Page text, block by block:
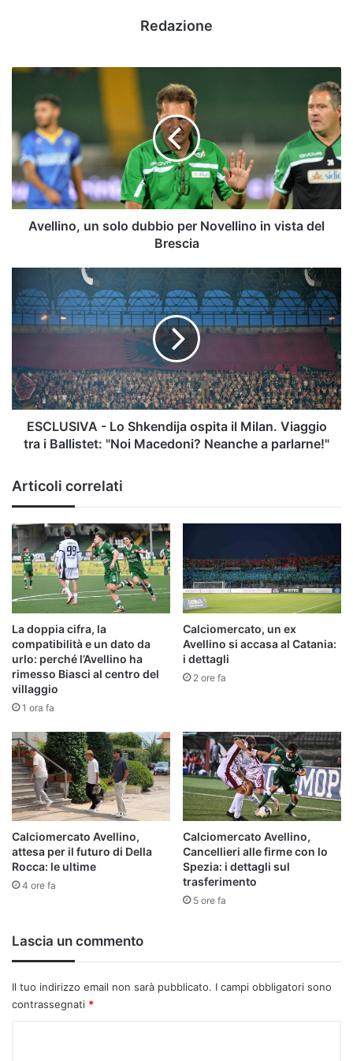
Redazione
Avellino,
dubbio
per
Novellino
vista
del
Brescia
Avellino, un solo dubbio per Novellino in vista del
Brescia
ESCLUSIVA
Lo
Shkendija
Milan.
Viaggio
tra
Ballistet:
Neanche
a
parlarne!"
ESCLUSIVA - Lo Shkendija ospita il Milan. Viaggio
tra i Ballistet: "Noi Macedoni? Neanche a parlarne!"
Articoli correlati
La doppia cifra, la
compatibilità e un dato da
urlo: perché l’Avellino ha
rimesso Biasci al centro del
villaggio
1 ora fa
Calciomercato, un ex
Avellino si accasa al Catania:
i dettagli
2 ore fa
Calciomercato Avellino,
attesa per il futuro di Della
Rocca: le ultime
4 ore fa
Calciomercato Avellino,
Cancellieri alle firme con lo
Spezia: i dettagli sul
trasferimento
5 ore fa
Lascia un commento
Il tuo indirizzo email non sarà pubblicato. I campi obbligatori sono
contrassegnati *